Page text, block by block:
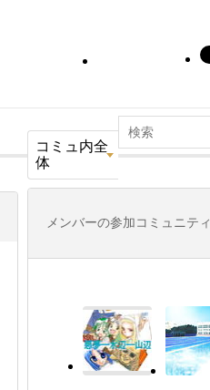
コミュ内全
体
メンバーの参加コミュニティ